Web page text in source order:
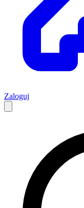
Zaloguj